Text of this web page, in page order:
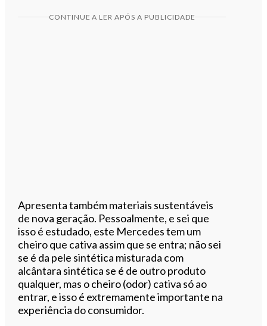
CONTINUE A LER APÓS A PUBLICIDADE
Apresenta também materiais sustentáveis
de nova geração. Pessoalmente, e sei que
isso é estudado, este Mercedes tem um
cheiro que cativa assim que se entra; não sei
se é da pele sintética misturada com
alcântara sintética se é de outro produto
qualquer, mas o cheiro (odor) cativa só ao
entrar, e isso é extremamente importante na
experiência do consumidor.